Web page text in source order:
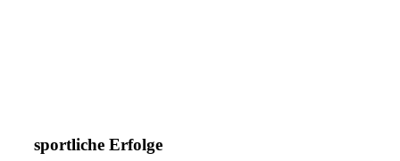
sportliche Erfolge